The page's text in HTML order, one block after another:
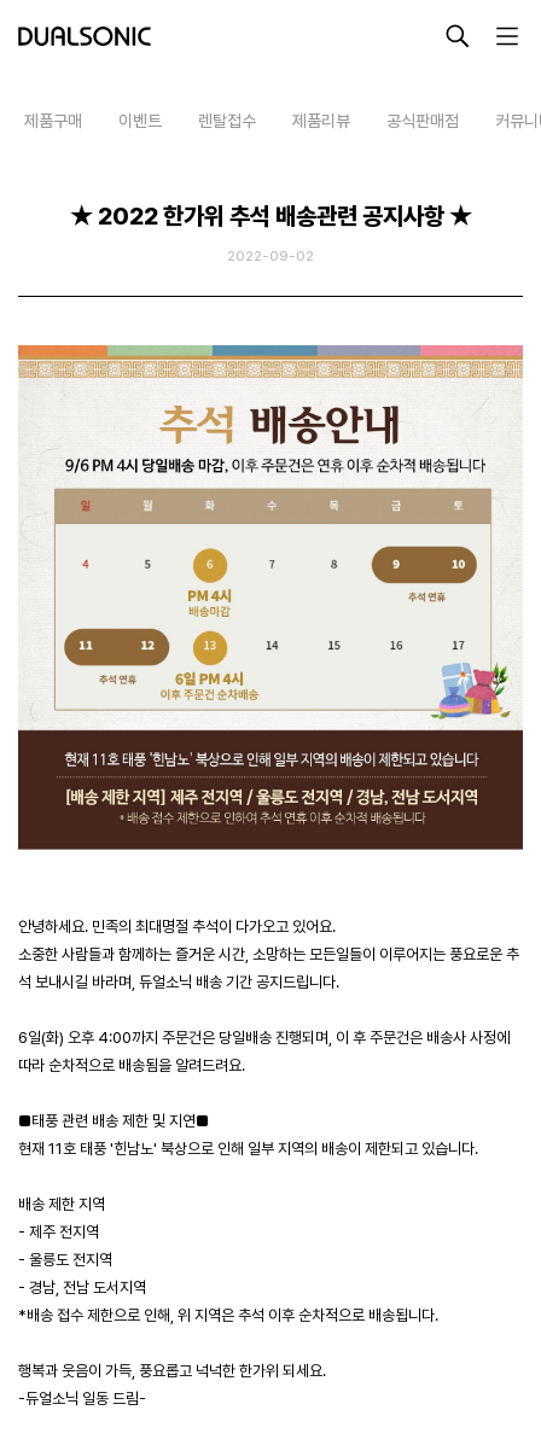
렌탈접수
제품사용설명
제품구매 이벤트 렌탈접수 제품리뷰 공식판매점 커뮤
★ 2022 한가위 추석 배송관련 공지사항 ★
2022-09-02
안녕하세요. 민족의 최대명절 추석이 다가오고 있어요.
소중한 사람들과 함께하는 즐거운 시간, 소망하는 모든일들이 이루어지는 풍요로운 추
석 보내시길 바라며, 듀얼소닉 배송 기간 공지드립니다.
6일(화) 오후 4:00까지 주문건은 당일배송 진행되며, 이 후 주문건은 배송사 사정에
따라 순차적으로 배송됨을 알려드려요.
■태풍 관련 배송 제한 및 지연■
현재 11호 태풍 '힌남노' 북상으로 인해 일부 지역의 배송이 제한되고 있습니다.
배송 제한 지역
- 제주 전지역
- 울릉도 전지역
- 경남, 전남 도서지역
*배송 접수 제한으로 인해, 위 지역은 추석 이후 순차적으로 배송됩니다.
행복과 웃음이 가득, 풍요롭고 넉넉한 한가위 되세요.
-듀얼소닉 일동 드림-듀얼소닉 SNS